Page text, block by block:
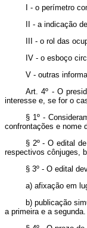
I - o perímetro
II - a indicação
III - o rol das
IV - o esboço
V - outras
Art. 4º - O
interesse e, se for o
§ 1º -
confrontações e nome
§ 2º - O edital
respectivos cônjuges,
§ 3º - O edital
a) afixação em
b) publicação
a primeira e a segunda.